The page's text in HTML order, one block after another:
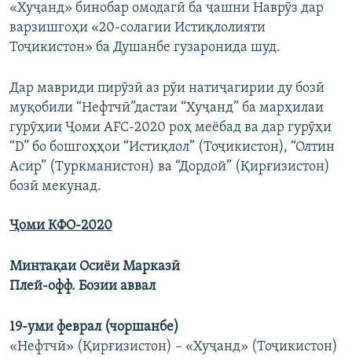
«Хуҷанд» бинобар омодагӣ ба ҷашни Наврӯз дар
варзишгоҳи «20-солагии Истиқлолияти
Тоҷикистон» ба Душанбе гузаронида шуд.
Дар мавриди пирӯзӣ аз рӯи натиҷагирии ду бозӣ
муқобили “Нефтчӣ”дастаи “Хуҷанд” ба марҳилаи
гурӯҳии Ҷоми AFC-2020 роҳ меёбад ва дар гурӯҳи
“D” бо бошгоҳҳои “Истиқлол” (Тоҷикистон), “Олтин
Асир” (Туркманистон) ва “Дордой” (Қирғизистон)
бозӣ мекунад.
Ҷоми КФО-2020
Минтақаи Осиёи Марказӣ
Плей-офф. Бозии аввал
19-уми феврал (чоршанбе)
«Нефтчӣ» (Қирғизистон) – «Хуҷанд» (Тоҷикистон)